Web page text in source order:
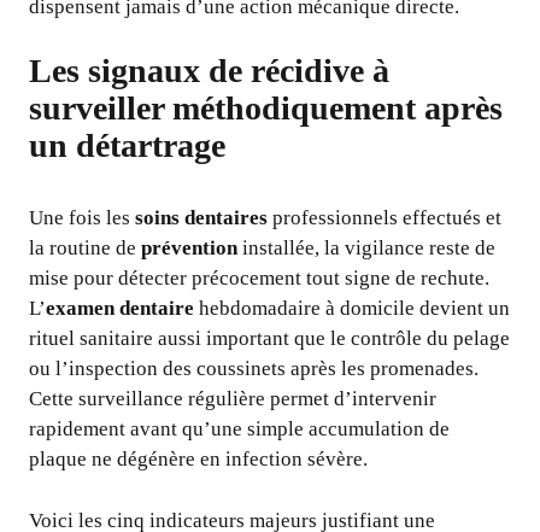
dispensent jamais d’une action mécanique directe.
Les signaux de récidive à
surveiller méthodiquement après
un détartrage
Une fois les soins dentaires professionnels effectués et
la routine de préventioninstallée, la vigilance reste de
mise pour détecter précocement tout signe de rechute.
L’examen dentaire hebdomadaire à domicile devient un
rituel sanitaire aussi important que le contrôle du pelage
ou l’inspection des coussinets après les promenades.
Cette surveillance régulière permet d’intervenir
rapidement avant qu’une simple accumulation de
plaque ne dégénère en infection sévère.
Voici les cinq indicateurs majeurs justifiant une